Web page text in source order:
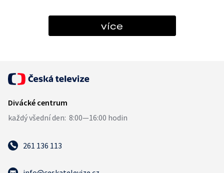
více
261 136 113